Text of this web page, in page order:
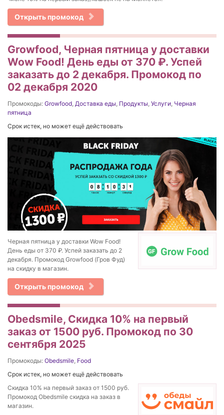
Открыть промокод
Growfood, Черная пятница у доставки
Wow Food! День еды от 370 ₽. Успей
заказать до 2 декабря. Промокод по
02 декабря 2020
Промокоды: Growfood Доставка еды Продукты Услуги Черная
пятница
Срок истек, но может ещё действовать
Черная пятница у доставки Wow Food!
День еды от 370 ₽. Успей заказать до 2
декабря. Промокод Growfood (Гров Фуд)
на скидку в магазин.
Открыть промокод
Obedsmile, Скидка 10% на первый
заказ от 1500 руб. Промокод по 30
сентября 2025
Промокоды: Obedsmile, Food
Срок истек, но может ещё действовать
Скидка 10% на первый заказ от 1500 руб.
Промокод Obedsmile скидка на заказ в
магазин.